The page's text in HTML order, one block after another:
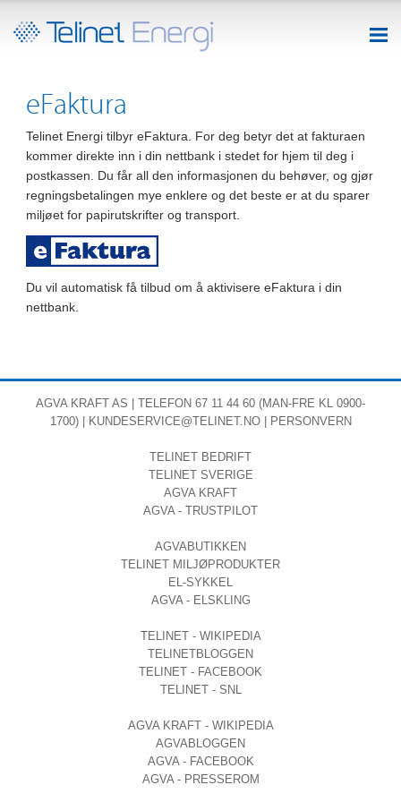
eFaktura
Telinet Energi tilbyr eFaktura. For deg betyr det at fakturaen
kommer direkte inn i din nettbank i stedet for hjem til deg i
postkassen. Du får all den informasjonen du behøver, og gjør
regningsbetalingen mye enklere og det beste er at du sparer
miljøet for papirutskrifter og transport.
Du vil automatisk få tilbud om å aktivisere eFaktura i din
nettbank.
AGVA KRAFT AS | TELEFON 67 11 44 60 (MAN-FRE KL 0900-
1700) |
KUNDESERVICE@TELINET.NO| PERSONVERN
TELINET BEDRIFT
TELINET SVERIGE
AGVA KRAFT
AGVA - TRUSTPILOT
AGVABUTIKKEN
TELINET MILJØPRODUKTER
EL-SYKKEL
AGVA - ELSKLING
TELINET - WIKIPEDIA
TELINETBLOGGEN
TELINET - FACEBOOK
TELINET - SNL
AGVA KRAFT - WIKIPEDIA
AGVABLOGGEN
AGVA - FACEBOOK
AGVA - PRESSEROM